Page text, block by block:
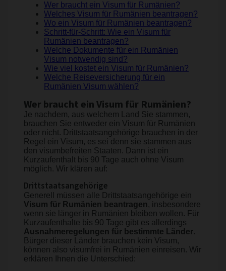
Wer braucht ein Visum für Rumänien?
Welches Visum für Rumänien beantragen?
Wo ein Visum für Rumänien beantragen?
Schritt-für-Schritt: Wie ein Visum für
Rumänien beantragen?
Welche Dokumente für ein Rumänien
Visum notwendig sind?
Wie viel kostet ein Visum für Rumänien?
Welche Reiseversicherung für ein
Rumänien Visum wählen?
Wer braucht ein Visum für Rumänien?
Je nachdem, aus welchem Land Sie stammen,
brauchen Sie entweder ein Visum für Rumänien
oder nicht. Drittstaatsangehörige brauchen in der
Regel ein Visum, es sei denn sie stammen aus
den visumbefreiten Staaten. Dann ist ein
Kurzaufenthalt bis 90 Tage auch ohne Visum
möglich. Wir klären auf:
Drittstaatsangehörige
Generell müssen alle Drittstaatsangehörige ein
Visum für Rumänien beantragen, insbesondere
wenn sie länger in Rumänien bleiben wollen. Für
Kurzaufenthalte bis 90 Tage gibt es allerdings
Ausnahmeregelungen für bestimmte Länder.
Bürger dieser Länder brauchen kein Visum,
können also visumfrei in Rumänien einreisen. Wir
erklären Ihnen die Unterschied: